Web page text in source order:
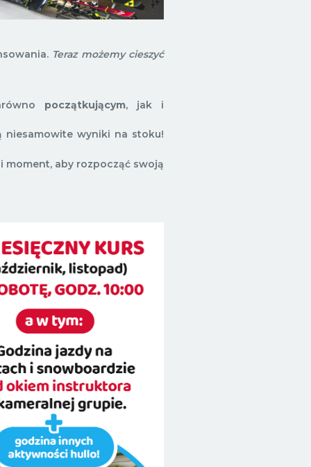
Teraz możemy cieszyć
początkującym, jak i
niesamowite wyniki na stoku!
moment, aby rozpocząć swoją